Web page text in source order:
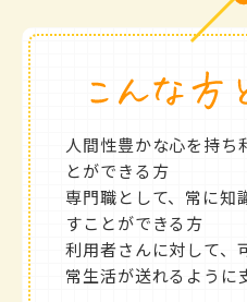
人間性豊かな心を持ち
とができる方
専門職として、常に知
すことができる方
利用者さんに対して、
常生活が送れるように